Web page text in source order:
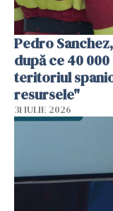
Pedro
după ce 40
teritoriul
resursele"
31 IULIE 2026